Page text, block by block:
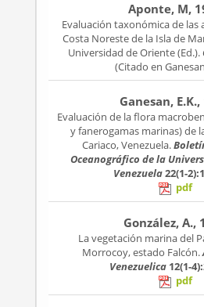
Aponte, M,
Evaluación taxonómica de las
Costa Noreste de la Isla de
Universidad de Oriente (Ed.).
(Citado en
Ganesan, E.K.,
Evaluación de la flora
y fanerogamas marinas) de
Cariaco, Venezuela.
Oceanográfico de la
Venezuela22(1-
pdf
González, A.,
La vegetación marina del
Morrocoy, estado Falcón.
Venezuelica 12(1-
pdf